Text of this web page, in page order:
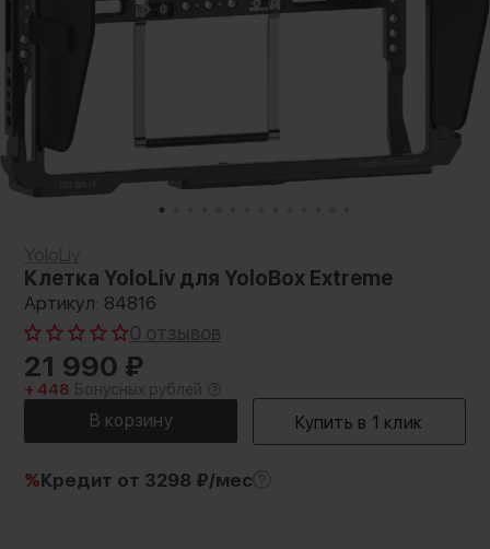
Клетка YoloLiv для YoloBox Extreme
Артикул: 84816
0 отзывов
21 990 ₽
+ 448 Бонусных рублей
%Кредит от 3298 ₽/мес